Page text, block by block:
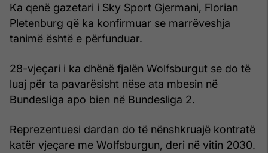
Ka qenë gazetari i Sky Sport Gjermani, Florian
Pletenburg që ka konfirmuar se marrëveshja
tanimë është e përfunduar.
28-vjeçari i ka dhënë fjalën Wolfsburgut se do të
luaj për ta pavarësisht nëse ata mbesin në
Bundesliga apo bien në Bundesliga 2.
Reprezentuesi dardan do të nënshkruajë kontratë
katër vjeçare me Wolfsburgun, deri në vitin 2030.